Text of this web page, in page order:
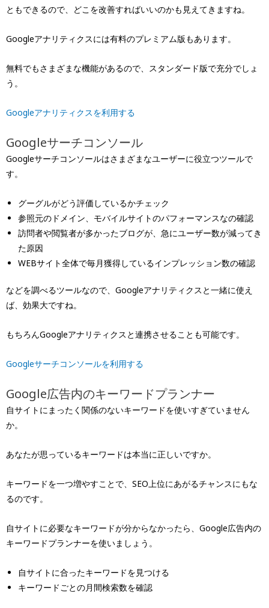
ともできるので、どこを改善すればいいのかも見えてきますね。
Googleアナリティクスには有料のプレミアム版もあります。
無料でもさまざまな機能があるので、スタンダード版で充分でしょ
う。
Googleアナリティクスを利用する
Googleサーチコンソール
Googleサーチコンソールはさまざまなユーザーに役立つツールで
す。
グーグルがどう評価しているかチェック
参照元のドメイン、モバイルサイトのパフォーマンスなの確認
訪問者や閲覧者が多かったブログが、急にユーザー数が減ってき
た原因
WEBサイト全体で毎月獲得しているインプレッション数の確認
などを調べるツールなので、Googleアナリティクスと一緒に使え
ば、効果大ですね。
もちろんGoogleアナリティクスと連携させることも可能です。
Googleサーチコンソールを利用する
Google広告内のキーワードプランナー
自サイトにまったく関係のないキーワードを使いすぎていません
か。
あなたが思っているキーワードは本当に正しいですか。
キーワードを一つ増やすことで、SEO上位にあがるチャンスにもな
るのです。
自サイトに必要なキーワードが分からなかったら、Google広告内の
キーワードプランナーを使いましょう。
自サイトに合ったキーワードを見つける
キーワードごとの月間検索数を確認